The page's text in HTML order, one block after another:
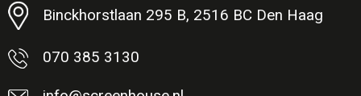
Binckhorstlaan 295 B, 2516 BC Den Haag
070 385 3130